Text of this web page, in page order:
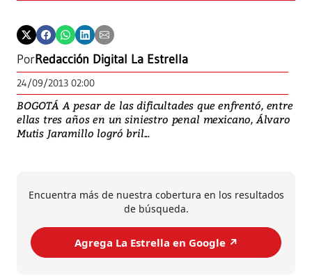
PorRedacción Digital La Estrella
24/09/2013 02:00
BOGOTÁ A pesar de las dificultades que enfrentó, entre
ellas tres años en un siniestro penal mexicano, Álvaro
Mutis Jaramillo logró bril...
Encuentra más de nuestra cobertura en los resultados
de búsqueda.
Agrega La Estrella en Google ↗️